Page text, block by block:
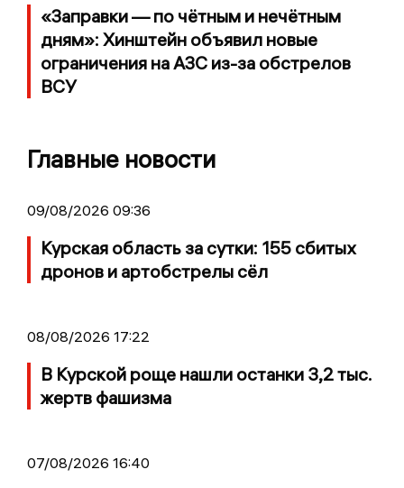
«Заправки — по чётным и нечётным
дням»: Хинштейн объявил новые
ограничения на АЗС из-за обстрелов
ВСУ
Главные новости
09/08/2026 09:36
Курская область за сутки: 155 сбитых
дронов и артобстрелы сёл
08/08/2026 17:22
В Курской роще нашли останки 3,2 тыс.
жертв фашизма
07/08/2026 16:40